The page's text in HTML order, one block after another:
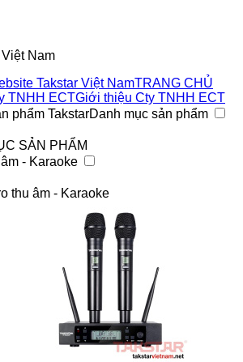
TRANG CHỦ
Giới thiệu Cty TNHH ECT
Danh mục sản phẩm
SẢN PHẨM
- Karaoke
thu âm - Karaoke